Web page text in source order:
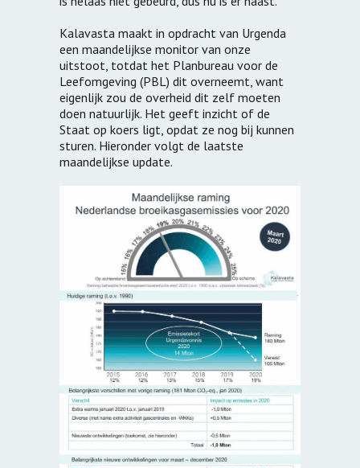
Kalavasta maakt in opdracht van Urgenda
een maandelijkse monitor van onze
uitstoot, totdat het Planbureau voor de
Leefomgeving (PBL) dit overneemt, want
eigenlijk zou de overheid dit zelf moeten
doen natuurlijk. Het geeft inzicht of de
Staat op koers ligt, opdat ze nog bij kunnen
sturen. Hieronder volgt de laatste
maandelijkse update.